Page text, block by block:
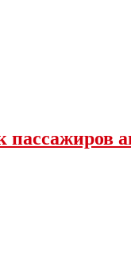
пассажиров